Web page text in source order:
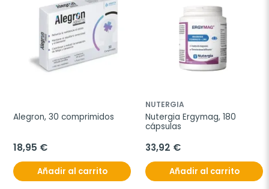
Alegron, 30 comprimidos
18,95 €
Añadir al carrito
NUTERGIA
Nutergia Ergymag, 180
cápsulas
33,92 €
Añadir al carrito